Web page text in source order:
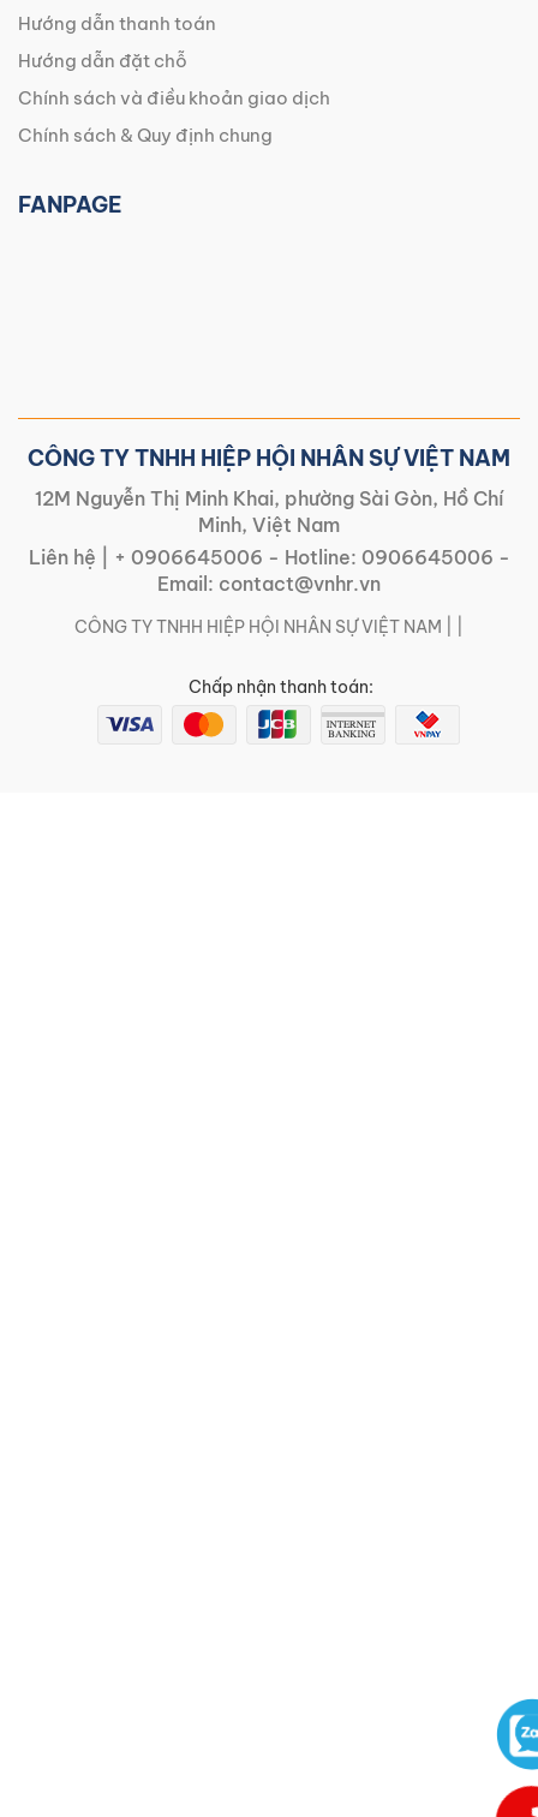
Hướng dẫn thanh toán
Hướng dẫn đặt chỗ
Chính sách và điều khoản giao dịch
Chính sách & Quy định chung
FANPAGE
CÔNG TY TNHH HIỆP HỘI NHÂN SỰ VIỆT NAM
12M Nguyễn Thị Minh Khai, phường Sài Gòn, Hồ Chí
Minh, Việt Nam
Liên hệ |
+ 0906645006 - Hotline: 0906645006 -
Email: contact@vnhr.vn
CÔNG TY TNHH HIỆP HỘI NHÂN SỰ VIỆT NAM | |
Chấp nhận thanh toán: